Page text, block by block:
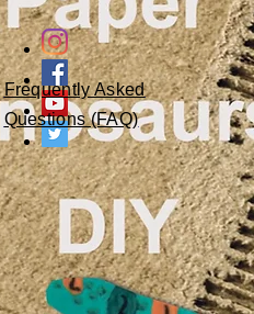
Frequently Asked
Questions (FAQ)